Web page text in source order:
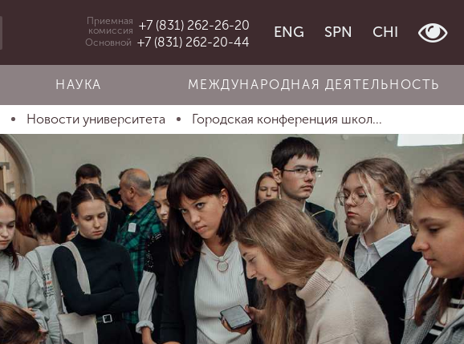
Приемная
комиссия +7 (831) 262-26-20
Основной +7 (831) 262-20-44
ENG SPN CHI
НАУКА МЕЖДУНАРОДНАЯ ДЕЯТЕЛЬНОСТЬ
Новости университета Городская конференция школ...